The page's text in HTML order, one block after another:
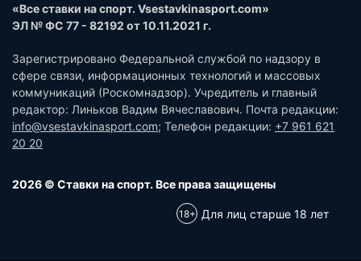
«Все ставки на спорт. Vsestavkinasport.com»
ЭЛ № ФС 77 - 82192 от 10.11.2021 г.
Зарегистрировано Федеральной службой по надзору в
сфере связи, информационных технологий и массовых
коммуникаций (Роскомнадзор). Учредитель и главный
редактор: Линьков Вадим Вячеславович. Почта редакции:
info@vsestavkinasport.com; Телефон редакции: +7 961 621
20 20
2026 © Ставки на спорт. Все права защищены
Для лиц старше 18 лет